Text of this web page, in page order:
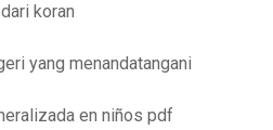
koran
yang menandatangani
en niños pdf